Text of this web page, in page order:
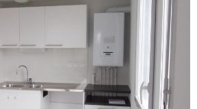
voir le
bien